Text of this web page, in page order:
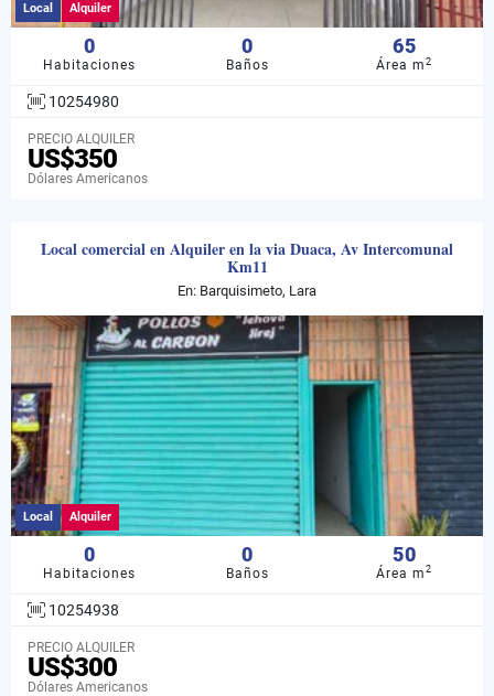
Local Alquiler
0
Habitaciones
0
Baños
65
Área m2
10254980
PRECIO ALQUILER
US$350
Dólares Americanos
Local comercial en Alquiler en la via Duaca, Av Intercomunal
Km11
En: Barquisimeto, Lara
Local Alquiler
0
Habitaciones
0
Baños
50
Área m2
10254938
PRECIO ALQUILER
US$300
Dólares Americanos